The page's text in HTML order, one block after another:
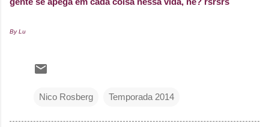
By Lu
Nico Rosberg Temporada 2014